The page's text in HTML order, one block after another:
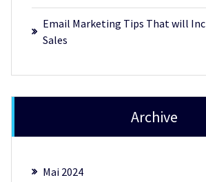
Email Marketing Tips That will
Sales
Archive
Mai 2024